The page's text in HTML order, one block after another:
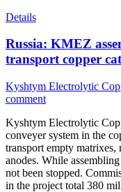
Details
Russia: KMEZ
transport copper
Kyshtym Electrolytic
comment
Kyshtym Electrolytic
conveyer system in the
transport empty matrixes,
anodes. While
not been stopped.
in the project total 380